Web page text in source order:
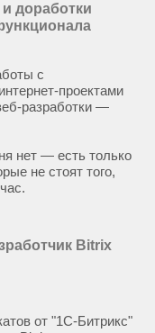
доработки
с
проектами
разработки —
нет — есть только
не стоят того,
Bitrix
от "1С-Битрикс"